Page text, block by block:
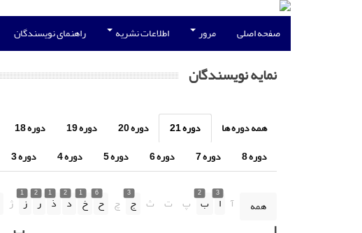
صفحه اصلی مرور اطلاعات نشریه راهنمای نویسندگان
نمایه نویسندگان
همه دوره ها دوره 21 دوره 20 دوره 19 دوره 18
دوره 8
دوره 7 دوره 6 دوره 5 دوره 4 دوره 3
همه آ
3
ا
2
ب پ ت ث
3
ج چ
6
ح
1
خ
2
د
1
ذ
2
ر
1
ز ژ